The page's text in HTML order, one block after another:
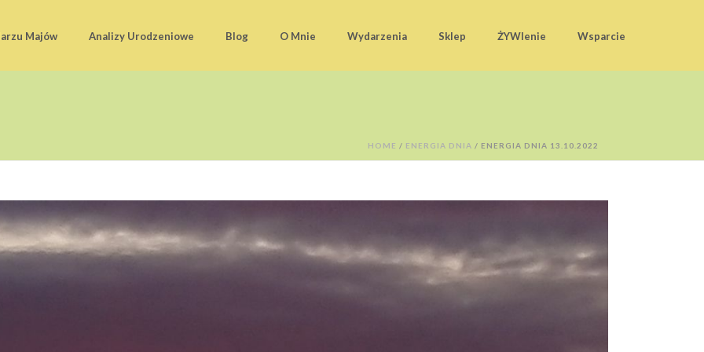
Majów Analizy Urodzeniowe Blog O Mnie Wydarzenia Sklep ŻYWIenie Wsparcie
HOME / ENERGIA DNIA / ENERGIA DNIA 13.10.2022